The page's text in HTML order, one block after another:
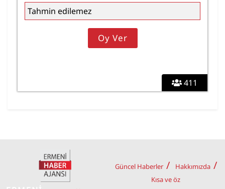
411
Tahmin edilemez
Güncel Haberler
Hakkımızda
Kısa ve öz